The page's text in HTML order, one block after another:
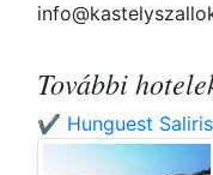
További
✔️ Hunguest